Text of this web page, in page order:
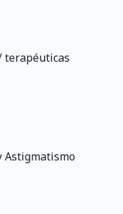
terapéuticas
Astigmatismo